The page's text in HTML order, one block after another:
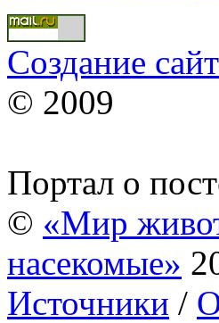
Создание
© 2009
Портал о
© «Мир
насекомые»
Источники /